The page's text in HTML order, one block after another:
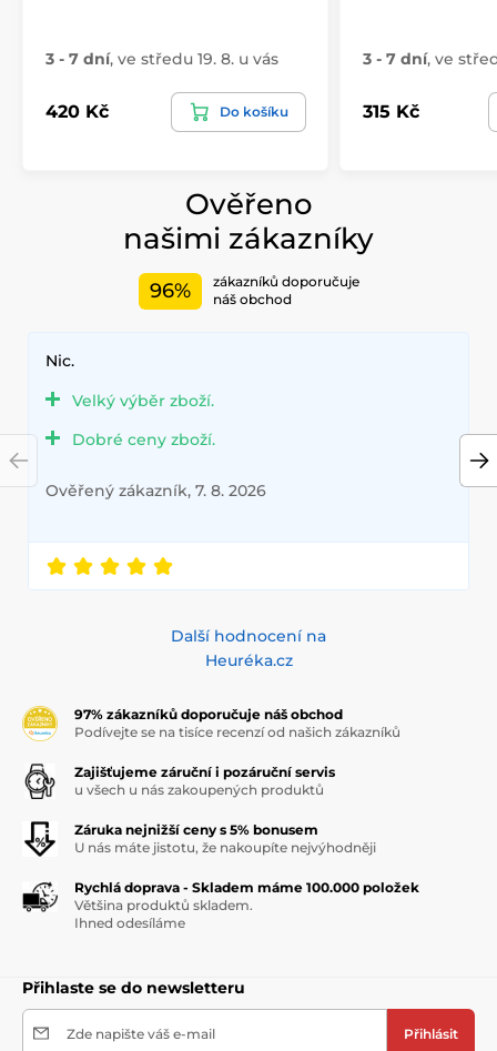
3 - 7 dní, ve středu 19. 8. u vás
420 Kč Do košíku
3 - 7 dní, ve
315 Kč
Ověřeno
našimi zákazníky
96%
zákazníků doporučuje
náš obchod
Nic.
Velký výběr zboží.
Dobré ceny zboží.
Ověřený zákazník, 7. 8. 2026
Další hodnocení na
Heuréka.cz
97% zákazníků doporučuje náš obchod
Podívejte se na tisíce recenzí od našich zákazníků
Zajišťujeme záruční i pozáruční servis
u všech u nás zakoupených produktů
Záruka nejnižší ceny s 5% bonusem
U nás máte jistotu, že nakoupíte nejvýhodněji
Rychlá doprava - Skladem máme 100.000 položek
Většina produktů skladem.
Ihned odesíláme
Přihlaste se do newsletteru
Zde napište váš e-mail Přihlásit